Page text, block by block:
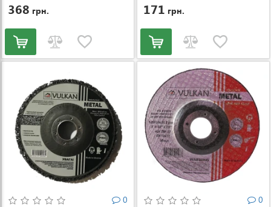
368 грн. 171 грн.
0
0